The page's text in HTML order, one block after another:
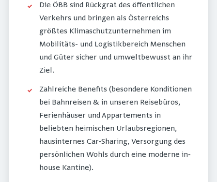
Die ÖBB sind Rückgrat des öffentlichen
Verkehrs und bringen als Österreichs
größtes Klimaschutzunternehmen im
Mobilitäts- und Logistikbereich Menschen
und Güter sicher und umweltbewusst an ihr
Ziel.
Zahlreiche Benefits (besondere Konditionen
bei Bahnreisen & in unseren Reisebüros,
Ferienhäuser und Appartements in
beliebten heimischen Urlaubsregionen,
hausinternes Car-Sharing, Versorgung des
persönlichen Wohls durch eine moderne in-
house Kantine).